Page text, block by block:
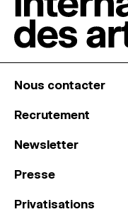
Nous contacter
Recrutement
Newsletter
Presse
Privatisations